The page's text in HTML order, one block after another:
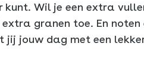
Wil je een extra
granen toe. En
jouw dag met een